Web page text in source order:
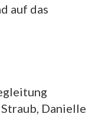
auf das
Danielle